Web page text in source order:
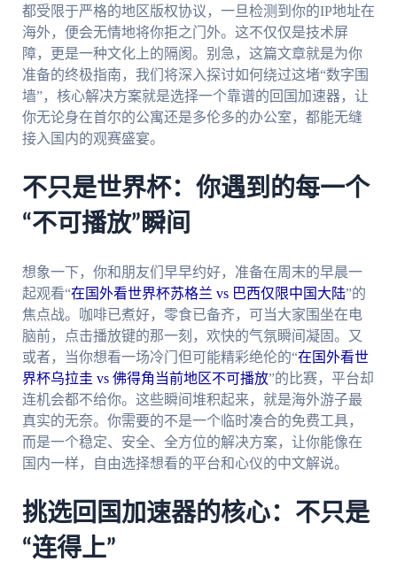
都受限于严格的地区版权协议，一旦检测到你的IP地址在
海外，便会无情地将你拒之门外。这不仅仅是技术屏
障，更是一种文化上的隔阂。别急，这篇文章就是为你
准备的终极指南，我们将深入探讨如何绕过这堵“数字围
墙”，核心解决方案就是选择一个靠谱的回国加速器，让
你无论身在首尔的公寓还是多伦多的办公室，都能无缝
接入国内的观赛盛宴。
不只是世界杯：你遇到的每一个
“不可播放”瞬间
想象一下，你和朋友们早早约好，准备在周末的早晨一
起观看“在国外看世界杯苏格兰 vs 巴西仅限中国大陆”的
焦点战。咖啡已煮好，零食已备齐，可当大家围坐在电
脑前，点击播放键的那一刻，欢快的气氛瞬间凝固。又
或者，当你想看一场冷门但可能精彩绝伦的“在国外看世
界杯乌拉圭 vs 佛得角当前地区不可播放”的比赛，平台却
连机会都不给你。这些瞬间堆积起来，就是海外游子最
真实的无奈。你需要的不是一个临时凑合的免费工具，
而是一个稳定、安全、全方位的解决方案，让你能像在
国内一样，自由选择想看的平台和心仪的中文解说。
挑选回国加速器的核心：不只是
“连得上”